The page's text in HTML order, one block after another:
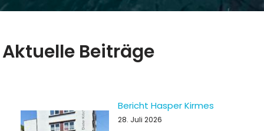
Aktuelle Beiträge
Bericht Hasper Kirmes
28. Juli 2026